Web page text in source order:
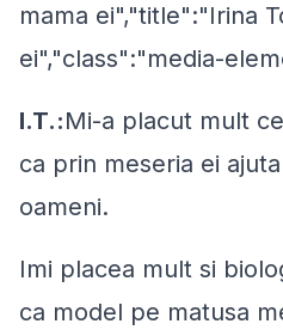
mama ei","title":"Irina
ei","class":"media-
I.T.:Mi-a placut mult
ca prin meseria ei
oameni.
Imi placea mult si
ca model pe matusa